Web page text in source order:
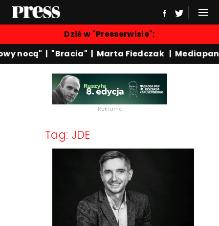
Dziś w "Presserwisie":
nocą" |"Bracia" | Marta Fiedczak |
Reklama
Tag: JDE